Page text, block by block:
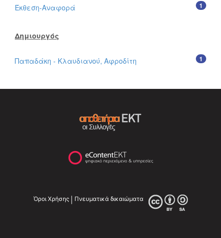
1
Έκθεση-Αναφορά
Δημιουργός
1
Παπαδάκη - Κλαυδιανού, Αφροδίτη